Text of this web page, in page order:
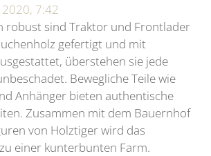
7:42
robust sind Traktor und Frontlader
gefertigt und mit
überstehen sie jede
Bewegliche Teile wie
Anhänger bieten authentische
Zusammen mit dem Bauernhof
von Holztiger wird das
einer kunterbunten Farm.